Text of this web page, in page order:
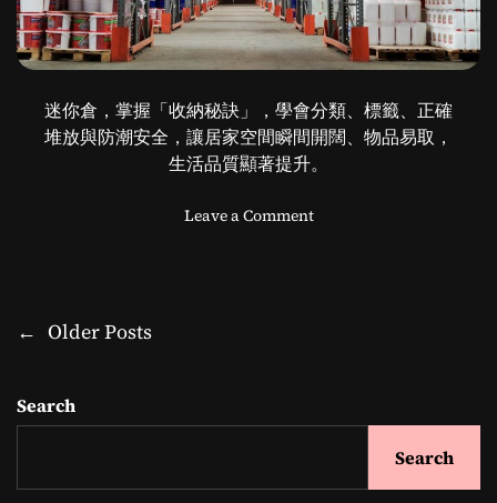
迷你倉，掌握「收納秘訣」，學會分類、標籤、正確
堆放與防潮安全，讓居家空間瞬間開闊、物品易取，
生活品質顯著提升。
Leave a Commento
七
P
s
t
← Older Posts
Search
Search